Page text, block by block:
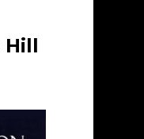
Hill